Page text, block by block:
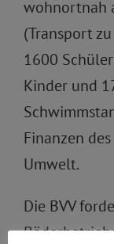
wohnortnah
(Transport
1600
Kinder und
Finanzen
Umwelt.
Die BVV